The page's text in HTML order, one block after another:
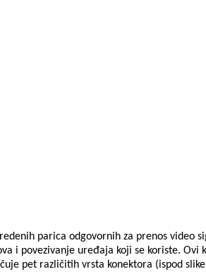
parica odgovornih za prenos
i povezivanje uređaja koji se koriste.
pet različitih vrsta konektora (ispod slike